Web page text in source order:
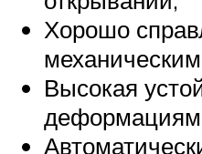
Хорошо
Высокая